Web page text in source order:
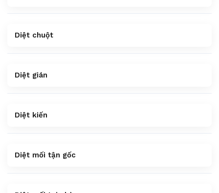
Diệt chuột
Diệt gián
Diệt kiến
Diệt mối tận gốc